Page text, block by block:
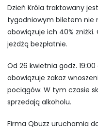
Dzień Króla traktowany
tygodniowym biletem nie
obowiązuje ich 40%
jeżdżą bezpłatnie.
Od 26 kwietnia godz.
obowiązuje zakaz
pociągów. W tym czasie
sprzedają alkoholu.
Firma Qbuzz uruchamia